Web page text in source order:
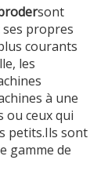
sont
ses propres
courants
les
à une
ou ceux qui
petits.Ils sont
gamme de